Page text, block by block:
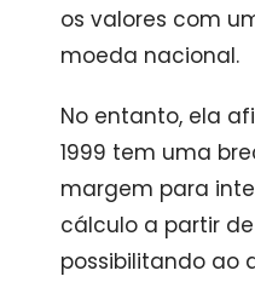
os valores com
moeda nacional.
No entanto, ela
1999 tem uma
margem para
cálculo a partir
possibilitando ao